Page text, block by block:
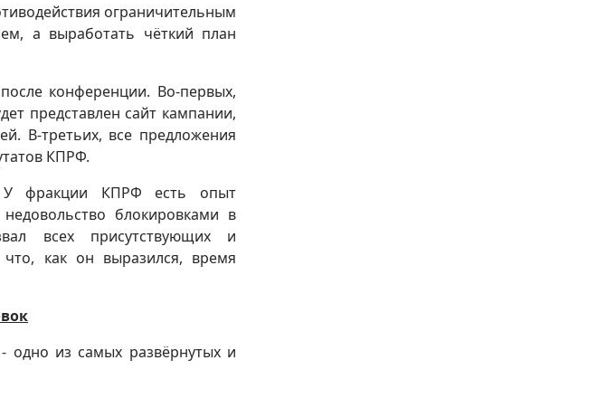
ограничительным
а выработать чёткий план
конференции. Во-первых,
представлен сайт кампании,
В-третьих, все предложения
КПРФ.
У фракции КПРФ есть опыт
блокировками в
всех присутствующих и
как он выразился, время
- одно из самых развёрнутых и